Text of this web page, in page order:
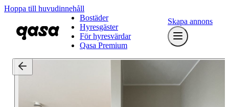
Hoppa till huvudinnehåll
Bostäder
Hyresgäster
För hyresvärdar
Qasa Premium
Skapa annons